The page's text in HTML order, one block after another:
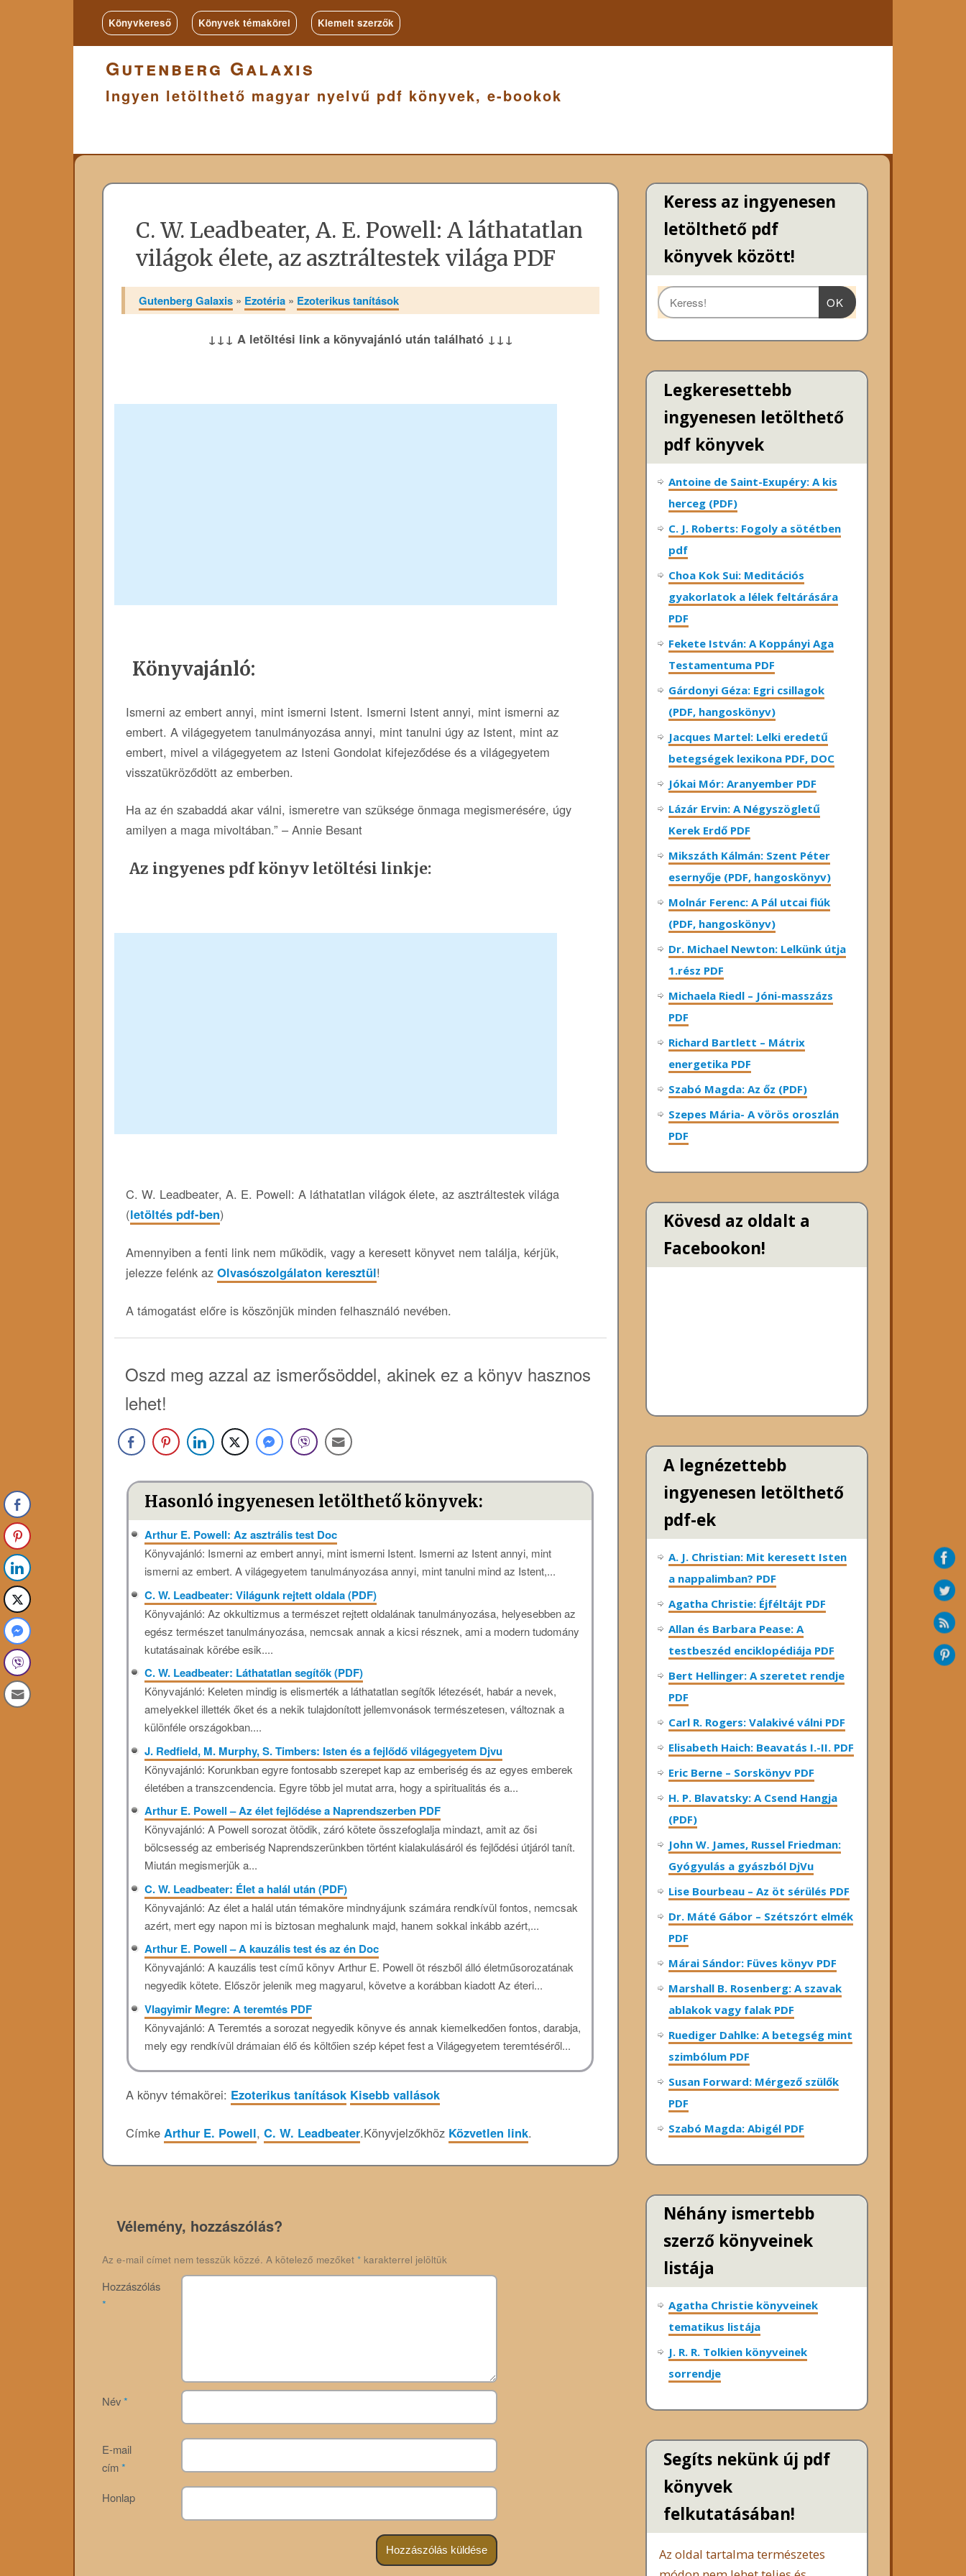
Könyvkereső Könyvek témakörei Kiemelt szerzők
Gutenberg Galaxis
Ingyen letölthető magyar nyelvű pdf könyvek, e-bookok
C. W. Leadbeater, A. E. Powell: A láthatatlan
világok élete, az asztráltestek világa PDF
Gutenberg Galaxis » Ezotéria » Ezoterikus tanítások
↓↓↓ A letöltési link a könyvajánló után található ↓↓↓
Könyvajánló:
Ismerni az embert annyi, mint ismerni Istent. Ismerni Istent annyi, mint ismerni az
embert. A világegyetem tanulmányozása annyi, mint tanulni úgy az Istent, mint az
embert, mivel a világegyetem az Isteni Gondolat kifejeződése és a világegyetem
visszatükröződött az emberben.
Ha az én szabaddá akar válni, ismeretre van szüksége önmaga megismerésére, úgy
amilyen a maga mivoltában.” – Annie Besant
Az ingyenes pdf könyv letöltési linkje:
C. W. Leadbeater, A. E. Powell: A láthatatlan világok élete, az asztráltestek világa
(letöltés pdf-ben)
Amennyiben a fenti link nem működik, vagy a keresett könyvet nem találja, kérjük,
jelezze felénk az Olvasószolgálaton keresztül!
A támogatást előre is köszönjük minden felhasználó nevében.
Oszd meg azzal az ismerősöddel, akinek ez a könyv hasznos
lehet!
Hasonló ingyenesen letölthető könyvek:
Arthur E. Powell: Az asztrális test Doc
Könyvajánló: Ismerni az embert annyi, mint ismerni Istent. Ismerni az Istent annyi, mint
ismerni az embert. A világegyetem tanulmányozása annyi, mint tanulni mind az Istent,...
C. W. Leadbeater: Világunk rejtett oldala (PDF)
Könyvajánló: Az okkultizmus a természet rejtett oldalának tanulmányozása, helyesebben az
egész természet tanulmányozása, nemcsak annak a kicsi résznek, ami a modern tudomány
kutatásainak körébe esik....
C. W. Leadbeater: Láthatatlan segítők (PDF)
Könyvajánló: Keleten mindig is elismerték a láthatatlan segítők létezését, habár a nevek,
amelyekkel illették őket és a nekik tulajdonított jellemvonások természetesen, változnak a
különféle országokban....
J. Redfield, M. Murphy, S. Timbers: Isten és a fejlődő világegyetem Djvu
Könyvajánló: Korunkban egyre fontosabb szerepet kap az emberiség és az egyes emberek
életében a transzcendencia. Egyre több jel mutat arra, hogy a spiritualitás és a...
Arthur E. Powell – Az élet fejlődése a Naprendszerben PDF
Könyvajánló: A Powell sorozat ötödik, záró kötete összefoglalja mindazt, amit az ősi
bölcsesség az emberiség Naprendszerünkben történt kialakulásáról és fejlődési útjáról tanít.
Miután megismerjük a...
C. W. Leadbeater: Élet a halál után (PDF)
Könyvajánló: Az élet a halál után témaköre mindnyájunk számára rendkívül fontos, nemcsak
azért, mert egy napon mi is biztosan meghalunk majd, hanem sokkal inkább azért,...
Arthur E. Powell – A kauzális test és az én Doc
Könyvajánló: A kauzális test című könyv Arthur E. Powell öt részből álló életműsorozatának
negyedik kötete. Először jelenik meg magyarul, követve a korábban kiadott Az éteri...
Vlagyimir Megre: A teremtés PDF
Könyvajánló: A Teremtés a sorozat negyedik könyve és annak kiemelkedően fontos, darabja,
mely egy rendkívül drámaian élő és költőien szép képet fest a Világegyetem teremtéséről...
A könyv témakörei: Ezoterikus tanítások Kisebb vallások
Címke Arthur E. Powell, C. W. Leadbeater.Könyvjelzőkhöz Közvetlen link.
Vélemény, hozzászólás?
Az e-mail címet nem tesszük közzé. A kötelező mezőket *karakterrel jelöltük
Hozzászólás
*
Név*
E-mail
cím*
Honlap
Keress az ingyenesen
letölthető pdf
könyvek között!
OK
Legkeresettebb
ingyenesen letölthető
pdf könyvek
Antoine de Saint-Exupéry: A kis
herceg (PDF)
C. J. Roberts: Fogoly a sötétben
pdf
Choa Kok Sui: Meditációs
gyakorlatok a lélek feltárására
PDF
Fekete István: A Koppányi Aga
Testamentuma PDF
Gárdonyi Géza: Egri csillagok
(PDF, hangoskönyv)
Jacques Martel: Lelki eredetű
betegségek lexikona PDF, DOC
Jókai Mór: Aranyember PDF
Lázár Ervin: A Négyszögletű
Kerek Erdő PDF
Mikszáth Kálmán: Szent Péter
esernyője (PDF, hangoskönyv)
Molnár Ferenc: A Pál utcai fiúk
(PDF, hangoskönyv)
Dr. Michael Newton: Lelkünk útja
1.rész PDF
Michaela Riedl – Jóni-masszázs
PDF
Richard Bartlett – Mátrix
energetika PDF
Szabó Magda: Az őz (PDF)
Szepes Mária- A vörös oroszlán
PDF
Kövesd az oldalt a
Facebookon!
A legnézettebb
ingyenesen letölthető
pdf-ek
A. J. Christian: Mit keresett Isten
a nappalimban? PDF
Agatha Christie: Éjféltájt PDF
Allan és Barbara Pease: A
testbeszéd enciklopédiája PDF
Bert Hellinger: A ​szeretet rendje
PDF
Carl R. Rogers: Valakivé válni PDF
Elisabeth Haich: Beavatás I.-II. PDF
Eric Berne – Sorskönyv PDF
H. P. Blavatsky: A Csend Hangja
(PDF)
John W. James, Russel Friedman:
Gyógyulás a gyászból DjVu
Lise Bourbeau – Az öt sérülés PDF
Dr. Máté Gábor – Szétszórt elmék
PDF
Márai Sándor: Füves könyv PDF
Marshall B. Rosenberg: A szavak
ablakok vagy falak PDF
Ruediger Dahlke: A betegség mint
szimbólum PDF
Susan Forward: Mérgező szülők
PDF
Szabó Magda: Abigél PDF
Néhány ismertebb
szerző könyveinek
listája
Agatha Christie könyveinek
tematikus listája
J. R. R. Tolkien könyveinek
sorrendje
Segíts nekünk új pdf
könyvek
felkutatásában!
Az oldal tartalma természetes